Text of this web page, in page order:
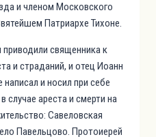
и членом Московского
Патриархе Тихоне.
священника к
и страданий, и отец Иоанн
и носил при себе
ареста и смерти на
Савеловская
Павельцово. Протоиерей